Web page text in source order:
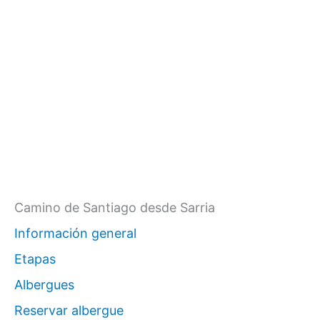
Camino de Santiago desde Sarria
Información general
Etapas
Albergues
Reservar albergue